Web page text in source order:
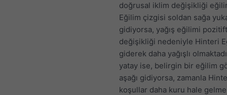
doğrusal iklim değişikliği
Eğilim çizgisi soldan sağa
gidiyorsa, yağış eğilimi
değişikliği nedeniyle Hinteri
giderek daha yağışlı
yatay ise, belirgin bir eğilim
aşağı gidiyorsa, zamanla
koşullar daha kuru hale